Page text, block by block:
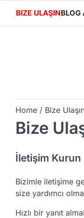
content
BIZE ULAŞINBLOG
Home Bize
Bize
İletişim Kurun
Bizimle iletişime
size yardımcı
Hızlı bir yanıt